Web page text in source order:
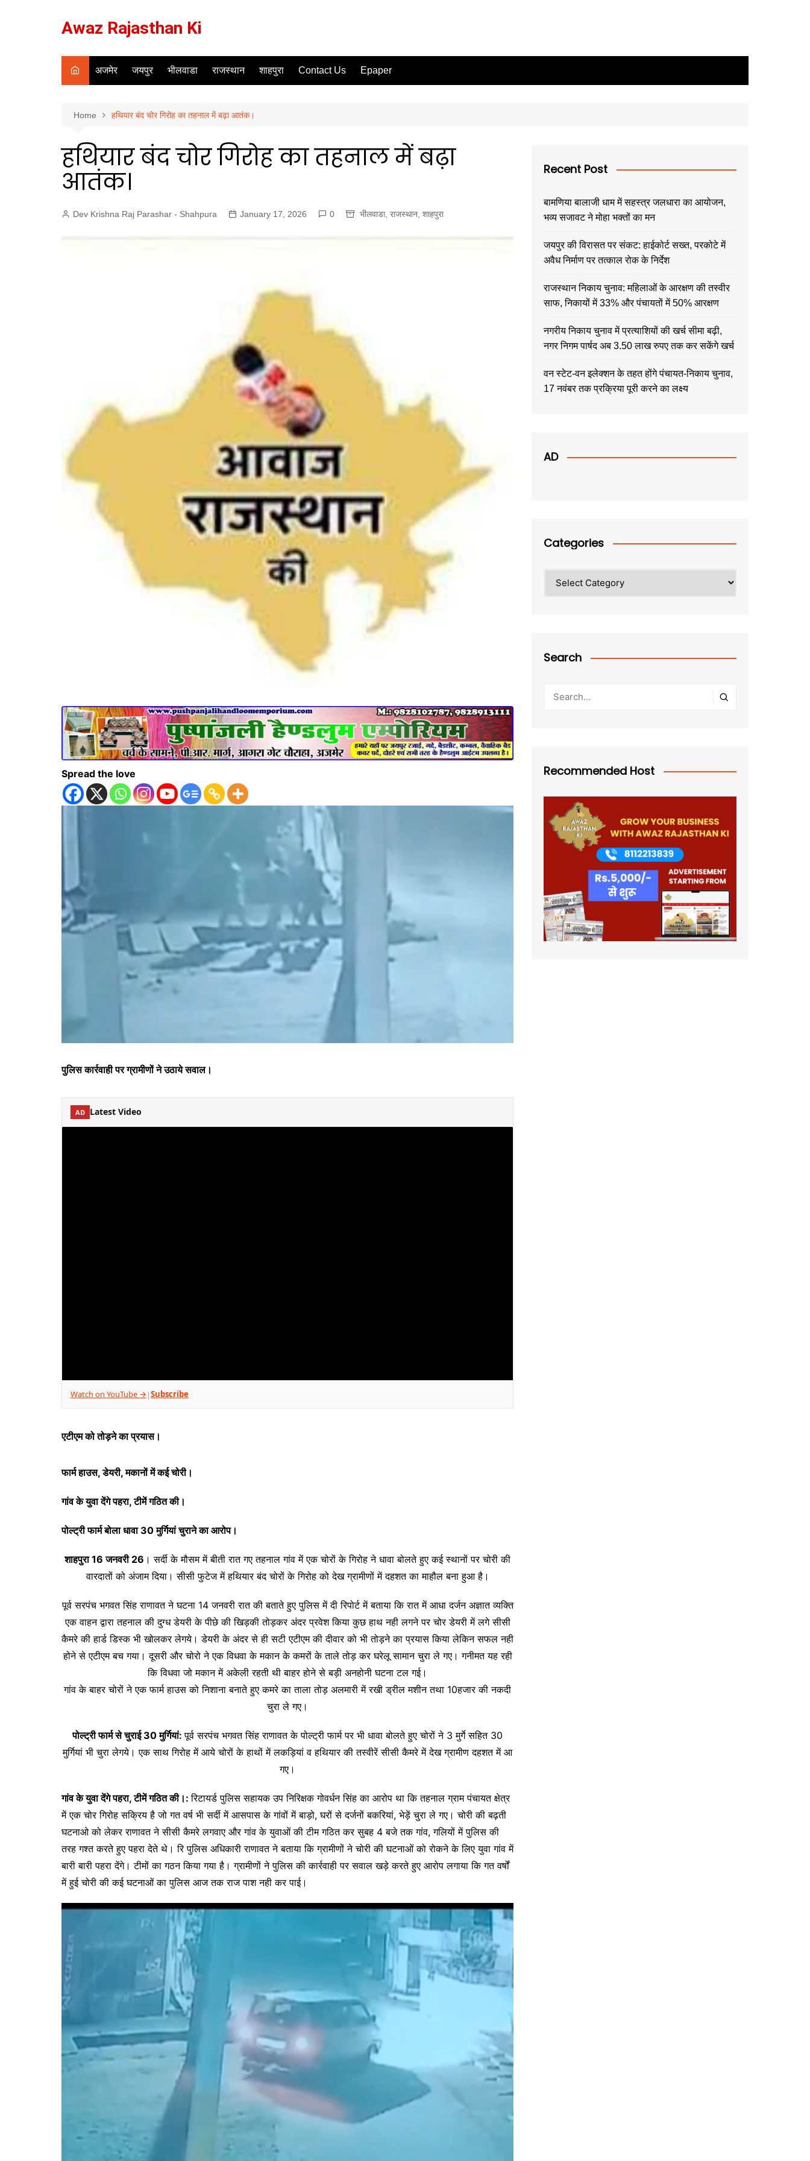
Awaz Rajasthan Ki
अजमेर जयपुर भीलवाडा राजस्थान शाहपुरा Contact Us Epaper
Home हथियार बंद चोर गिरोह का तहनाल में बढ़ा आतंक।
हथियार बंद चोर गिरोह का तहनाल में बढ़ा
आतंक।
Dev Krishna Raj Parashar - Shahpura January 17, 2026 0 भीलवाडा, राजस्थान शाहपुरा
Spread the love
पुलिस कार्रवाही पर ग्रामीणों ने उठाये सवाल।
AD Latest Video
Watch on YouTube → |Subscribe
एटीएम को तोड़ने का प्रयास।
फार्म हाउस, डेयरी, मकानों में कई चोरी।
गांव के युवा देंगे पहरा, टीमें गठित की।
पोल्ट्री फार्म बोला धावा 30 मुर्गियां चुराने का आरोप।
शाहपुरा 16 जनवरी 26 । सर्दी के मौसम में बीती रात गए तहनाल गांव में एक चोरों के गिरोह ने धावा बोलते हुए कई स्थानों पर चोरी की
वारदातों को अंजाम दिया। सीसी फुटेज में हथियार बंद चोरों के गिरोह को देख ग्रामीणों में दहशत का माहौल बना हुआ है।
पूर्व सरपंच भगवत सिंह राणावत ने घटना 14 जनवरी रात की बताते हुए पुलिस में दी रिपोर्ट में बताया कि रात में आधा दर्जन अज्ञात व्यक्ति
एक वाहन द्वारा तहनाल की दुग्ध डेयरी के पीछे की खिड़की तोड़कर अंदर प्रवेश किया कुछ हाथ नही लगने पर चोर डेयरी में लगे सीसी
कैमरे की हार्ड डिस्क भी खोलकर लेगये। डेयरी के अंदर से ही सटी एटीएम की दीवार को भी तोड़ने का प्रयास किया लेकिन सफल नही
होने से एटीएम बच गया। दूसरी और चोरो ने एक विधवा के मकान के कमरों के ताले तोड़ कर घरेलू सामान चुरा ले गए। गनीमत यह रही
कि विधवा जो मकान में अकेली रहती थी बाहर होने से बड़ी अनहोनी घटना टल गई।
गांव के बाहर चोरों ने एक फार्म हाउस को निशाना बनाते हुए कमरे का ताला तोड़ अलमारी में रखी ड्रील मशीन तथा 10हजार की नकदी
चुरा ले गए।
पोल्ट्री फार्म से चुराई 30 मुर्गियां:पूर्व सरपंच भगवत सिंह राणावत के पोल्ट्री फार्म पर भी धावा बोलते हुए चोरों ने 3 मुर्गे सहित 30
मुर्गियां भी चुरा लेगये। एक साथ गिरोह में आये चोरों के हाथों में लकड़ियां व हथियार की तस्वीरें सीसी कैमरे में देख ग्रामीण दहशत में आ
गए।
गांव के युवा देंगे पहरा, टीमें गठित की।:रिटायर्ड पुलिस सहायक उप निरिक्षक गोवर्धन सिंह का आरोप था कि तहनाल ग्राम पंचायत क्षेत्र
में एक चोर गिरोह सक्रिय है जो गत वर्ष भी सर्दी में आसपास के गांवों में बाड़ो, घरों से दर्जनों बकरियां, भेड़ें चुरा ले गए। चोरी की बढ़ती
घटनाओ को लेकर राणावत ने सीसी कैमरे लगवाए और गांव के युवाओं की टीम गठित कर सुबह 4 बजे तक गांव, गलियों में पुलिस की
तरह गश्त करते हुए पहरा देते थे। रि पुलिस अधिकारी राणावत ने बताया कि ग्रामीणों ने चोरी की घटनाओं को रोकने के लिए युवा गांव में
बारी बारी पहरा देंगे। टीमों का गठन किया गया है। ग्रामीणों ने पुलिस की कार्रवाही पर सवाल खड़े करते हुए आरोप लगाया कि गत वर्षों
में हुई चोरी की कई घटनाओं का पुलिस आज तक राज पाश नही कर पाई।
Recent Post
बामणिया बालाजी धाम में सहस्त्र जलधारा का आयोजन,
भव्य सजावट ने मोहा भक्तों का मन
जयपुर की विरासत पर संकट: हाईकोर्ट सख्त, परकोटे में
अवैध निर्माण पर तत्काल रोक के निर्देश
राजस्थान निकाय चुनाव: महिलाओं के आरक्षण की तस्वीर
साफ, निकायों में 33% और पंचायतों में 50% आरक्षण
नगरीय निकाय चुनाव में प्रत्याशियों की खर्च सीमा बढ़ी,
नगर निगम पार्षद अब 3.50 लाख रुपए तक कर सकेंगे खर्च
वन स्टेट-वन इलेक्शन के तहत होंगे पंचायत-निकाय चुनाव,
17 नवंबर तक प्रक्रिया पूरी करने का लक्ष्य
AD
Categories
Search
Recommended Host